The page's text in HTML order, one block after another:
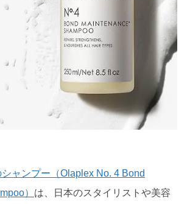
ャンプー（Olaplex No. 4 Bond
） は、日本のスタイリストや美容